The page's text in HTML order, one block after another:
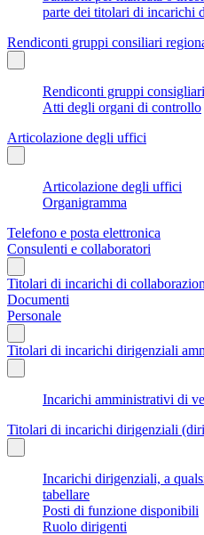
parte dei titolari di incarichi
Rendiconti gruppi consiliari
Rendiconti gruppi consigliari
Atti degli organi di controllo
Articolazione degli uffici
Articolazione degli uffici
Organigramma
Telefono e posta elettronica
Consulenti e collaboratori
Titolari di incarichi di
Documenti
Personale
Titolari di incarichi dirigenziali
Incarichi amministrativi di
Titolari di incarichi dirigenziali
Incarichi dirigenziali, a
tabellare
Posti di funzione disponibili
Ruolo dirigenti